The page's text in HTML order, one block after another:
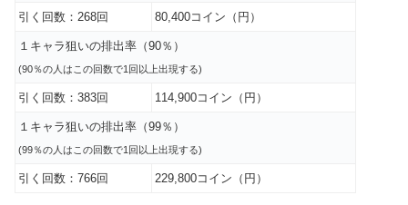
引く回数：268回 80,400コイン（円）
１キャラ狙いの排出率（90％）
(90％の人はこの回数で1回以上出現する)
引く回数：383回 114,900コイン（円）
１キャラ狙いの排出率（99％）
(99％の人はこの回数で1回以上出現する)
引く回数：766回 229,800コイン（円）